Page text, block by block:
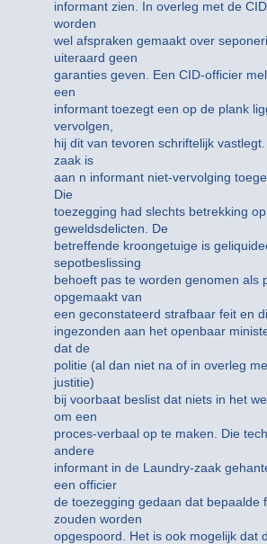
informant zien. In overleg met de
worden
wel afspraken gemaakt over
uiteraard geen
garanties geven. Een CID-officier
een
informant toezegt een op de plank
vervolgen,
hij dit van tevoren schriftelijk
zaak is
aan n informant niet-vervolging
Die
toezegging had slechts betrekking
geweldsdelicten. De
betreffende kroongetuige is
sepotbeslissing
behoeft pas te worden genomen als
opgemaakt van
een geconstateerd strafbaar feit en
ingezonden aan het openbaar
dat de
politie (al dan niet na of in overleg
justitie)
bij voorbaat beslist dat niets in het
om een
proces-verbaal op te maken. Die
andere
informant in de Laundry-zaak
een officier
de toezegging gedaan dat bepaalde
zouden worden
opgespoord. Het is ook mogelijk dat